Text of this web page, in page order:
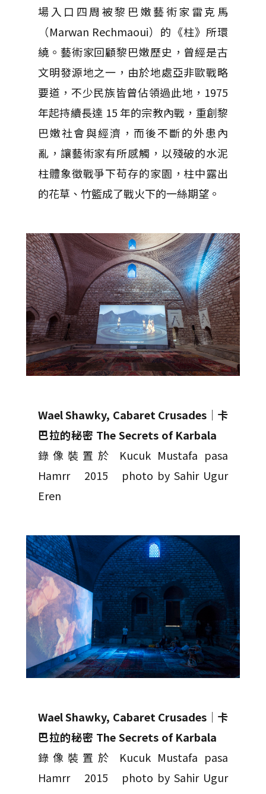
場入口四周被黎巴嫩藝術家雷克馬
（Marwan Rechmaoui）的《柱》所環
繞。藝術家回顧黎巴嫩歷史，曾經是古
文明發源地之一，由於地處亞非歐戰略
要道，不少民族皆曾佔領過此地，1975
年起持續長達 15 年的宗教內戰，重創黎
巴嫩社會與經濟，而後不斷的外患內
亂，讓藝術家有所感觸，以殘破的水泥
柱體象徵戰爭下苟存的家園，柱中露出
的花草、竹籃成了戰火下的一絲期望。
Wael Shawky, Cabaret Crusades│ 卡
巴拉的秘密 The Secrets of Karbala
錄像裝置於 Kucuk Mustafa pasa
Hamrr 2015 photo by Sahir Ugur
Eren
Wael Shawky, Cabaret Crusades│ 卡
巴拉的秘密 The Secrets of Karbala
錄像裝置於 Kucuk Mustafa pasa
Hamrr 2015 photo by Sahir Ugur